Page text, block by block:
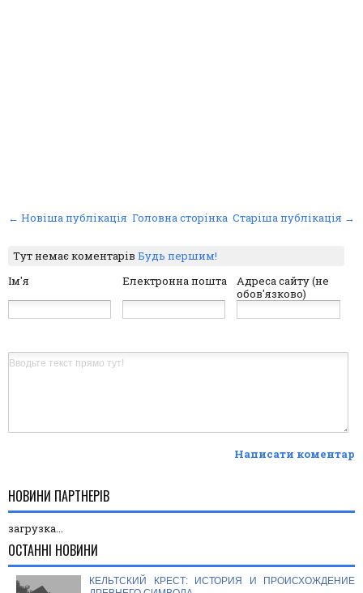
← Новіша публікація Старіша публікація →
Головна сторінка
Тут немає коментарівБудь першим!
Ім'я
Електронна пошта
Адреса сайту (не
обов'язково)
Написати коментар
НОВИНИ ПАРТНЕРІВ
загрузка...
ОСТАННІ НОВИНИ
КЕЛЬТСКИЙ КРЕСТ: ИСТОРИЯ И ПРОИСХОЖДЕНИЕ